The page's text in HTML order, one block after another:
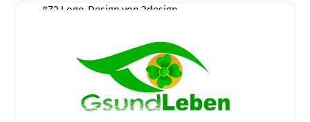
#72 Logo-Design von 2design